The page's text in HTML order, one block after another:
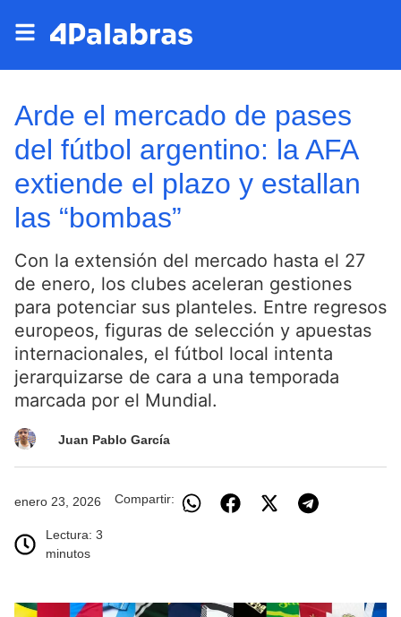
Arde el mercado de pases
del fútbol argentino: la AFA
extiende el plazo y estallan
las “bombas”
Con la extensión del mercado hasta el 27
de enero, los clubes aceleran gestiones
para potenciar sus planteles. Entre regresos
europeos, figuras de selección y apuestas
internacionales, el fútbol local intenta
jerarquizarse de cara a una temporada
marcada por el Mundial.
Juan Pablo García
enero 23, 2026
Lectura: 3
minutos
Compartir: